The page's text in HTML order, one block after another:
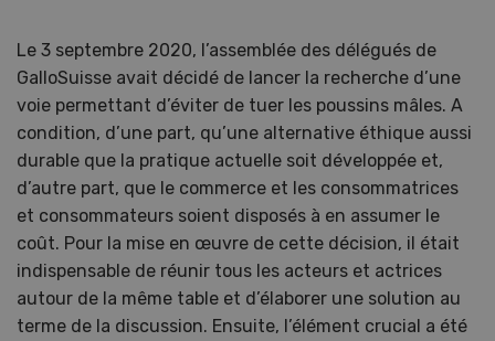
Le 3 septembre 2020, l’assemblée des délégués de
GalloSuisse avait décidé de lancer la recherche d’une
voie permettant d’éviter de tuer les poussins mâles. A
condition, d’une part, qu’une alternative éthique aussi
durable que la pratique actuelle soit développée et,
d’autre part, que le commerce et les consommatrices
et consommateurs soient disposés à en assumer le
coût. Pour la mise en œuvre de cette décision, il était
indispensable de réunir tous les acteurs et actrices
autour de la même table et d’élaborer une solution au
terme de la discussion. Ensuite, l’élément crucial a été